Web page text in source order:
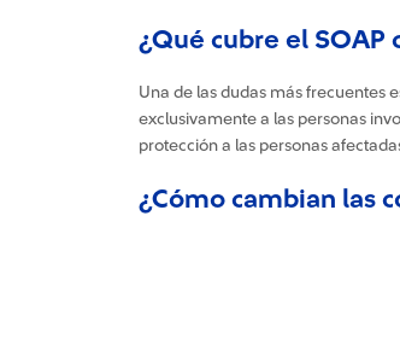
¿Qué cubre el SOAP
Una de las dudas más frecuentes
exclusivamente a las personas
protección a las personas
¿Cómo cambian las